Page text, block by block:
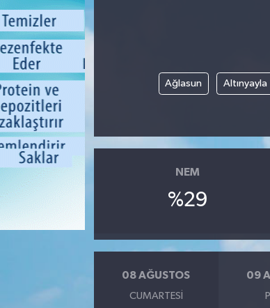
Ağlasun Altınyayla
NEM
%29
08 AĞUSTOS
CUMARTESI
09